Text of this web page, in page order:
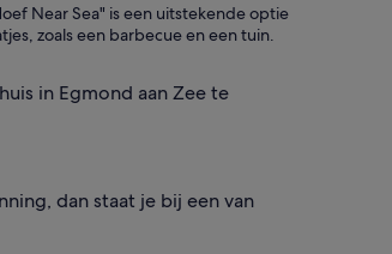
Near Sea" is een uitstekende optie
zoals een barbecue en een tuin.
in Egmond aan Zee te
dan staat je bij een van